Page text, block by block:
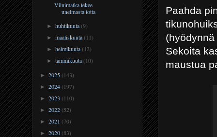
Paahda
Sekoita
maustua
Viinimatka tekee
unelmasta totta
►huhtikuuta(9)
►maaliskuuta(11)
►helmikuuta(12)
►tammikuuta(10)
► 2025(143)
► 2024(197)
► 2023 (110)
► 2022(52)
► 2021 (70)
► 2020(83)